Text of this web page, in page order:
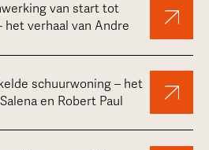
van start tot
het verhaal van Andre
schuurwoning – het
en Robert Paul